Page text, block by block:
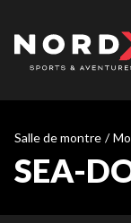
Salle de montre /
SEA-